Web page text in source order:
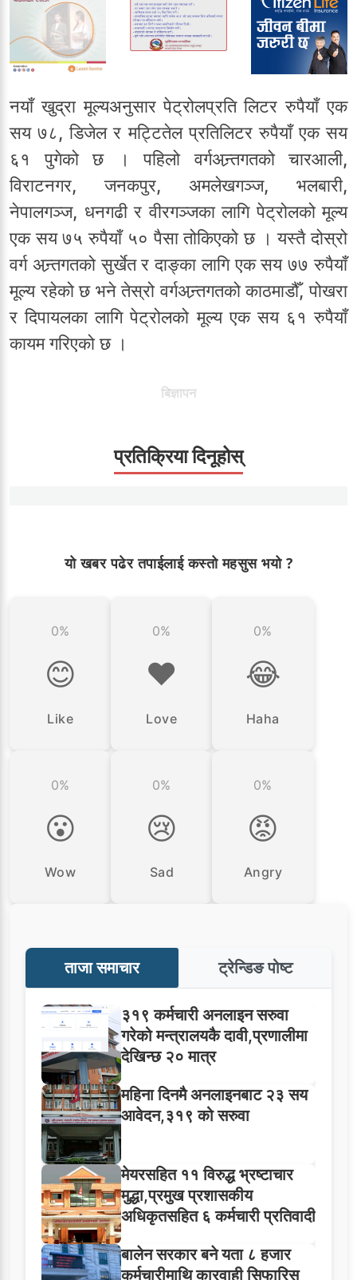
नयाँ खुद्रा मूल्यअनुसार पेट्रोलप्रति लिटर रुपैयाँ एक
सय ७८, डिजेल र मट्टितेल प्रतिलिटर रुपैयाँ एक सय
६१ पुगेको छ । पहिलो वर्गअन्र्तगतको चारआली,
विराटनगर, जनकपुर, अमलेखगञ्ज, भलबारी,
नेपालगञ्ज, धनगढी र वीरगञ्जका लागि पेट्रोलको मूल्य
एक सय ७५ रुपैयाँ ५० पैसा तोकिएको छ । यस्तै दोस्रो
वर्ग अन्र्तगतको सुर्खेत र दाङ्का लागि एक सय ७७ रुपैयाँ
मूल्य रहेको छ भने तेस्रो वर्गअन्र्तगतको काठमाडौँ, पोखरा
र दिपायलका लागि पेट्रोलको मूल्य एक सय ६१ रुपैयाँ
कायम गरिएको छ ।
बिज्ञापन
प्रतिक्रिया दिनूहोस्
यो खबर पढेर तपाईलाई कस्तो महसुस भयो ?
0%
😊
Like
0%
❤️
Love
0%
😂
Haha
0%
😮
Wow
0%
😢
Sad
0%
😡
Angry
ताजा समाचार ट्रेन्डिङ पोष्ट
३१९ कर्मचारी अनलाइन सरुवा
गरेको मन्त्रालयकै दावी,प्रणालीमा
देखिन्छ २० मात्र
महिना दिनमै अनलाइनबाट २३ सय
आवेदन,३१९ को सरुवा
मेयरसहित ११ विरुद्ध भ्रष्टाचार
मुद्धा,प्रमुख प्रशासकीय
अधिकृतसहित ६ कर्मचारी प्रतिवादी
बालेन सरकार बने यता ८ हजार
कर्मचारीमाथि कारवाही सिफारिस